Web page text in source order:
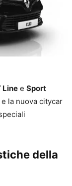
Line e Sport
e la nuova citycar
della